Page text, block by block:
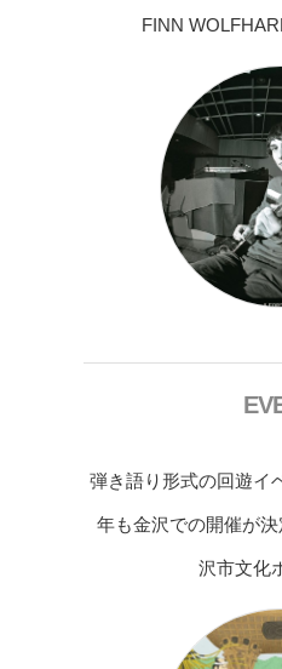
FINN
弾き語り形式の回遊イ
年も金沢での開催が
沢市文化